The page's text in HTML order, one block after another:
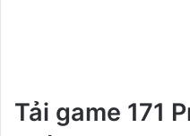
Tải game 171